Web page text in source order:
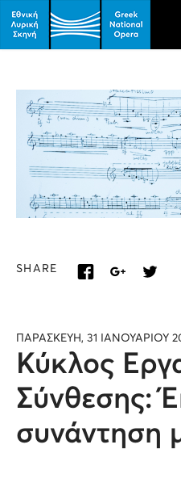
SHARE
ΠΑΡΑΣΚΕΥΗ, 31 ΙΑΝΟΥΑΡΙΟΥ
Κύκλος
Σύνθεσης:
συνάντηση